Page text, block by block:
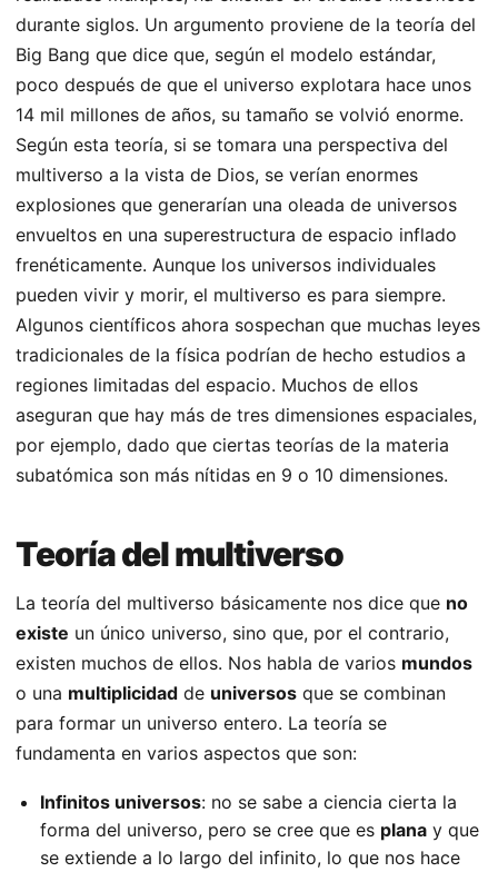
durante siglos. Un argumento proviene de la teoría del
Big Bang que dice que, según el modelo estándar,
poco después de que el universo explotara hace unos
14 mil millones de años, su tamaño se volvió enorme.
Según esta teoría, si se tomara una perspectiva del
multiverso a la vista de Dios, se verían enormes
explosiones que generarían una oleada de universos
envueltos en una superestructura de espacio inflado
frenéticamente. Aunque los universos individuales
pueden vivir y morir, el multiverso es para siempre.
Algunos científicos ahora sospechan que muchas leyes
tradicionales de la física podrían de hecho estudios a
regiones limitadas del espacio. Muchos de ellos
aseguran que hay más de tres dimensiones espaciales,
por ejemplo, dado que ciertas teorías de la materia
subatómica son más nítidas en 9 o 10 dimensiones.
Teoría del multiverso
La teoría del multiverso básicamente nos dice que no
existe un único universo, sino que, por el contrario,
existen muchos de ellos. Nos habla de varios mundos
o una multiplicidad de universos que se combinan
para formar un universo entero. La teoría se
fundamenta en varios aspectos que son:
Infinitos universos: no se sabe a ciencia cierta la
forma del universo, pero se cree que es plana y que
se extiende a lo largo del infinito, lo que nos hace